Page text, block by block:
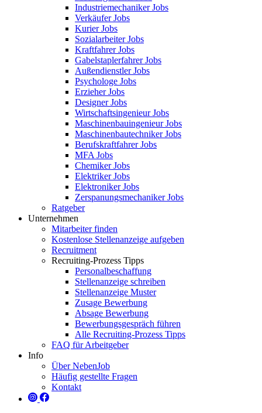
Industriemechaniker Jobs
Verkäufer Jobs
Kurier Jobs
Sozialarbeiter Jobs
Kraftfahrer Jobs
Gabelstaplerfahrer Jobs
Außendienstler Jobs
Psychologe Jobs
Erzieher Jobs
Designer Jobs
Wirtschaftsingenieur Jobs
Maschinenbauingenieur Jobs
Maschinenbautechniker Jobs
Berufskraftfahrer Jobs
MFA Jobs
Chemiker Jobs
Elektriker Jobs
Elektroniker Jobs
Zerspanungsmechaniker Jobs
Ratgeber
Unternehmen
Mitarbeiter finden
Kostenlose Stellenanzeige aufgeben
Recruitment
Recruiting-Prozess Tipps
Personalbeschaffung
Stellenanzeige schreiben
Stellenanzeige Muster
Zusage Bewerbung
Absage Bewerbung
Bewerbungsgespräch führen
Alle Recruiting-Prozess Tipps
FAQ für Arbeitgeber
Info
Über NebenJob
Häufig gestellte Fragen
Kontakt